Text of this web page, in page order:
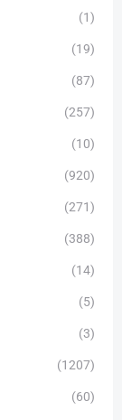
(1)
(19)
(87)
(257)
(10)
(920)
(271)
(388)
(14)
(5)
(3)
(1207)
(60)